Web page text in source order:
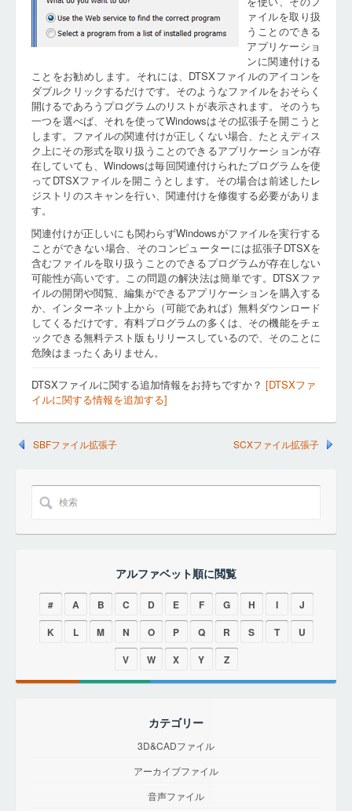
ァイルを取り扱
うことのできる
アプリケーショ
ンに関連付ける
ことをお勧めします。それには、DTSXファイルのアイコンを
ダブルクリックするだけです。そのようなファイルをおそらく
開けるであろうプログラムのリストが表示されます。そのうち
一つを選べば、それを使ってWindowsはその拡張子を開こうと
します。ファイルの関連付けが正しくない場合、たとえディス
ク上にその形式を取り扱うことのできるアプリケーションが存
在していても、Windowsは毎回関連付けられたプログラムを使
ってDTSXファイルを開こうとします。その場合は前述したレ
ジストリのスキャンを行い、関連付けを修復する必要がありま
す。
関連付けが正しいにも関わらずWindowsがファイルを実行する
ことができない場合、そのコンピューターには拡張子DTSXを
含むファイルを取り扱うことのできるプログラムが存在しない
可能性が高いです。この問題の解決法は簡単です。DTSXファ
イルの開閉や閲覧、編集ができるアプリケーションを購入する
か、インターネット上から（可能であれば）無料ダウンロード
してくるだけです。有料プログラムの多くは、その機能をチェ
ックできる無料テスト版もリリースしているので、そのことに
危険はまったくありません。
DTSXファイルに関する追加情報をお持ちですか？ [DTSXファ
イルに関する情報を追加する]
SBFファイル拡張子 SCXファイル拡張子
アルファベット順に閲覧
# A B C D E F G H I
J
K
L M N O P Q R S T
U
V
W X Y Z
カテゴリー
3D&CADファイル
アーカイブファイル
音声ファイル